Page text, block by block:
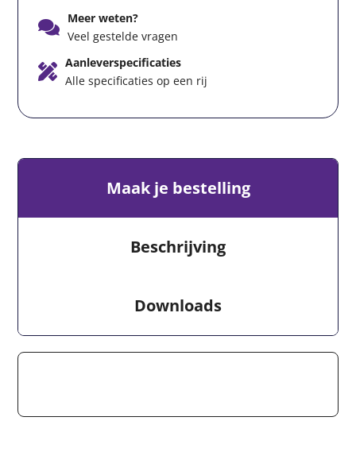
Meer weten?
Veel gestelde vragen
Aanleverspecificaties
Alle specificaties op een rij
Maak je bestelling
Beschrijving
Downloads